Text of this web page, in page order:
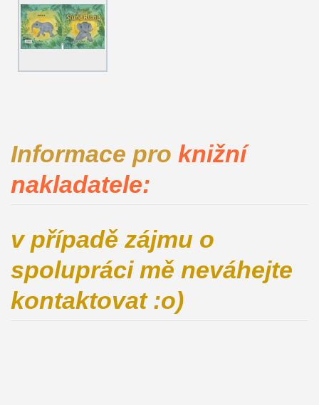
Informace pro knižní
nakladatele:
v případě zájmu o
spolupráci mě neváhejte
kontaktovat :o)